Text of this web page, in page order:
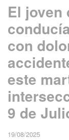
El joven
con
este
9 de
19/08/2025